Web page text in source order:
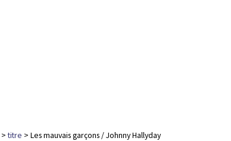
>titre > Les mauvais garçons / Johnny Hallyday